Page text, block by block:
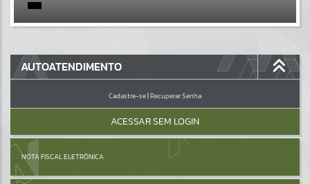
Por favor, aguarde...
GALERIAS
Por favor, aguarde...
AUTOATENDIMENTO
Cadastre-se|Recuperar Senha
ACESSAR SEM LOGIN
NOTA FISCAL ELETRÔNICA